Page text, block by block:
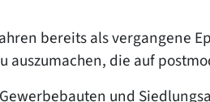
bereits als vergangene
die auf
und